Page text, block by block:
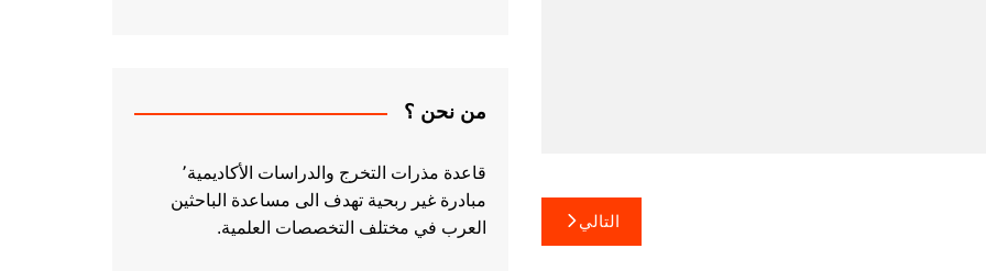
التالي
من نحن ؟
قاعدة مذرات التخرج والدراسات الأكاديمية٬
مبادرة غير ربحية تهدف الى مساعدة الباحثين
العرب في مختلف التخصصات العلمية.